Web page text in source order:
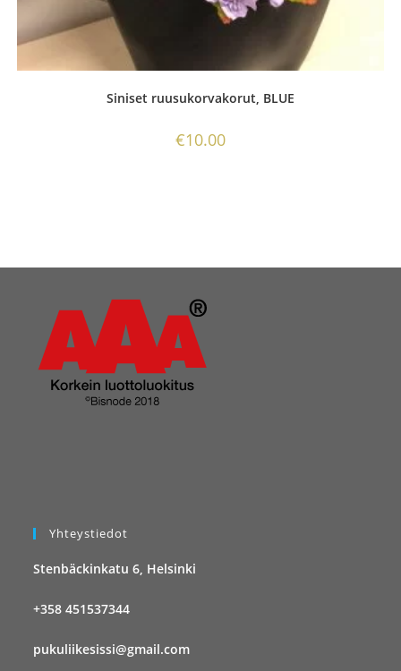
Siniset ruusukorvakorut, BLUE
€10.00
Yhteystiedot
Stenbäckinkatu 6, Helsinki
+358 451537344
pukuliikesissi@gmail.com